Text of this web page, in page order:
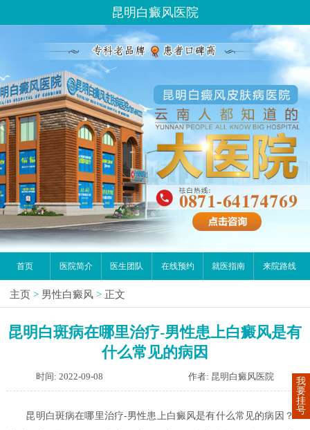
昆明白癜风医院
首页 医院简介 医生团队 在线预约 就医指南 来院路线
主页 > 男性白癜风 > 正文
昆明白斑病在哪里治疗-男性患上白癜风是有
什么常见的病因
时间: 2022-09-08 作者: 昆明白癜风医院
昆明白斑病在哪里治疗-男性患上白癜风是有什么常见的病因？一
我
要
挂
号